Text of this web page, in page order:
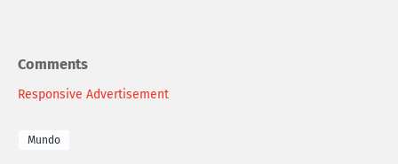
Comments
Responsive Advertisement
Mundo